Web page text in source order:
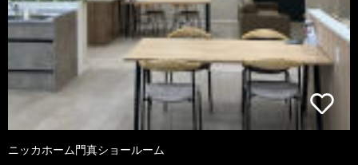
ニッカホーム門真ショールーム